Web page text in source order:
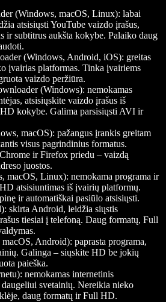
(Windows, macOS, Linux): labai
atsisiųsti YouTube vaizdo įrašus,
ir subtitrus aukšta kokybe. Palaiko daug
(Windows, Android, iOS): greitas
įvairias platformas. Tinka įvairiems
vaizdo peržiūra.
(Windows): nemokamas
atsisiųskite vaizdo įrašus iš
kokybe. Galima parsisiųsti AVI ir
macOS): pažangus įrankis greitam
visus pagrindinius formatus.
ir Firefox priedu – vaizdą
juostos.
macOS, Linux): nemokama programa ir
atsisiuntimas iš įvairių platformų.
ir automatiškai pasiūlo atsisiųsti.
: skirta Android, leidžia siųstis
tiesiai į telefoną. Daug formatų, Full
Android): paprasta programa,
Galinga – siųskite HD be jokių
paieška.
: nemokamas internetinis
daugeliui svetainių. Nereikia nieko
daug formatų ir Full HD.